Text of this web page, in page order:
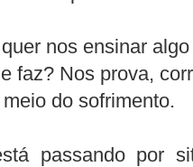
nos ensinar
faz? Nos prova,
do sofrimento.
passando por